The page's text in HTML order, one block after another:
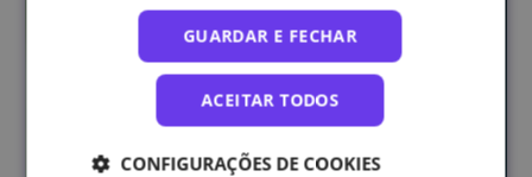
GUARDAR E FECHAR
ACEITAR TODOS
CONFIGURAÇÕES DE COOKIES